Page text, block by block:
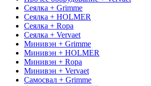
Сеялка + Grimme
Сеялка + HOLMER
Сеялка + Ropa
Сеялка + Vervaet
Минивэн + Grimme
Минивэн + HOLMER
Минивэн + Ropa
Минивэн + Vervaet
Самосвал + Grimme